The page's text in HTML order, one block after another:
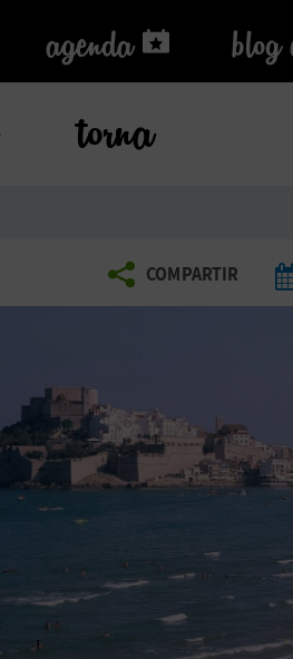
agenda
agenda blog
blog
torna
COMPARTIR